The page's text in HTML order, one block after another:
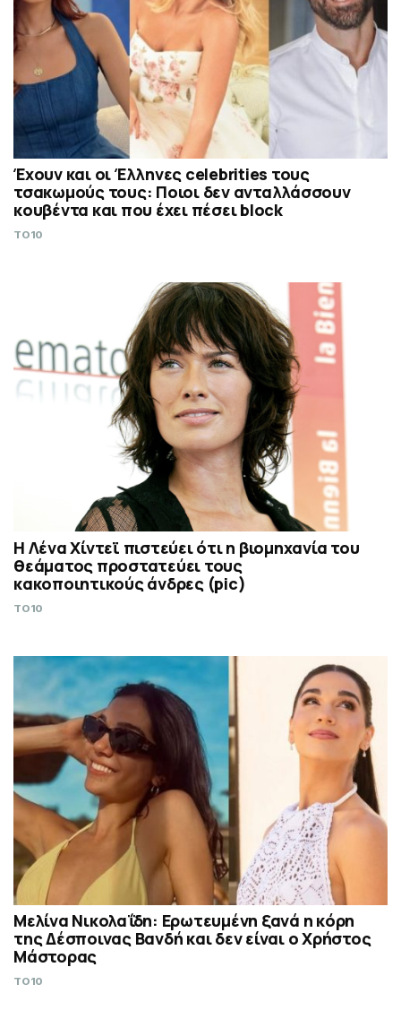
Έχουν και οι Έλληνες celebrities τους
τσακωμούς τους: Ποιοι δεν ανταλλάσσουν
κουβέντα και που έχει πέσει block
TO10
Η Λένα Χίντεϊ πιστεύει ότι η βιομηχανία του
θεάματος προστατεύει τους
κακοποιητικούς άνδρες (pic)
TO10
Μελίνα Νικολαΐδη: Ερωτευμένη ξανά η κόρη
της Δέσποινας Βανδή και δεν είναι ο Χρήστος
Μάστορας
TO10